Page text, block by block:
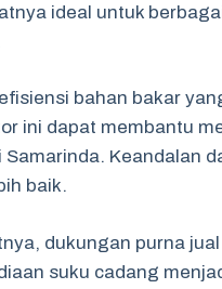
ideal untuk
bahan bakar
ini dapat membantu
Samarinda. Keandalan
baik.
dukungan purna
suku cadang